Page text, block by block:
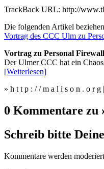
TrackBack URL: http://
Die folgenden Artikel
Vortrag des CCC Ulm zu
Vortrag zu Personal
Der Ulmer CCC hat ein
[Weiterlesen]
» h t t p : / / m a l i s o n . o r
0 Kommentare zu
Schreib bitte
Kommentare werden